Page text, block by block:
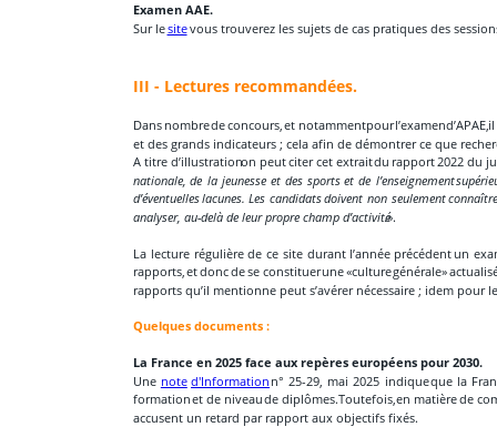
Examen AAE.
Sur le site vous trouverez les sujets de cas pratiques des
III - Lectures recommandées.
Dans nombredeconcours,et notammentpourl’examend’APAE,il
et des grands indicateurs ; cela afin de démontrer ce que
A titre d’illustrationon peutciter cet extraitdu rapport2022 du
nationale, de la jeunesse et des sports et de l’enseignement
d’éventuelleslacunes. Les candidatsdoivent non seulement
analyser, au-delà de leur propre champ d’activité.».
La lecture régulière de ce site durant l’année précédentun
rapports,etdoncdese constituerune«culturegénérale»
rapports qu’il mentionne peut s’avérer nécessaire ; idem pour le
Quelques documents :
La France en 2025 face aux repères européens pour 2030.
Une note d'Information n° 25-29, mai 2025 indiqueque la
formationet de niveaude diplômes.Toutefois,en matièrede
accusent un retard par rapport aux objectifs fixés.